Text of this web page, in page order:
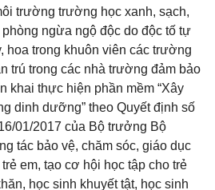
trường trường học xanh, sạch,
ngừa ngộ độc do độc tố tự
hoa trong khuôn viên các trường
trú trong các nhà trường đảm bảo
khai thực hiện phần mềm “Xây
dinh dưỡng” theo Quyết định số
01/2017 của Bộ trưởng Bộ
tác bảo vệ, chăm sóc, giáo dục
em, tạo cơ hội học tập cho trẻ
học sinh khuyết tật, học sinh